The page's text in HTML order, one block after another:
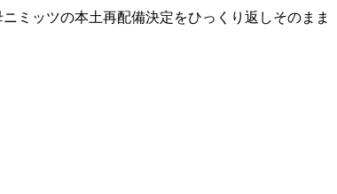
ミッツの本土再配備決定をひっくり返しそのまま